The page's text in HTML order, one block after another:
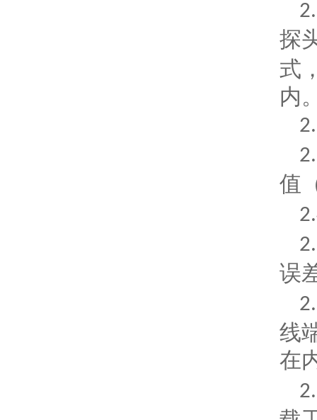
探
式
内
值
误
线
在